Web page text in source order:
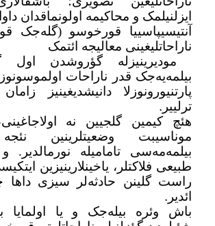
ایزلنیلمک و محاکیمه اولونماقدان
آنتیسیپاسییا قورخوسو (گله‌جک
ناراحاتلیغینی معالیجه ائتمک
مودیرینیزله گؤروشدن اول
بیلمه‌یه‌جک قدر ناراحات
پارتنیورونوزلا دانیشدیغینیز زامان
ترلییر .
هئچ کیمین گلجیین نه
موناسیبت وضعیتلرینین
بیلمه‌مه‌سی تامامیله نورمالدیر.
طبیعی فلاکتلر، یاخینلارینیزین
راست گلینن حادثه‌لر سیزی داها
ائدیر .
باش وئره بیله‌جک و یا اولمایا